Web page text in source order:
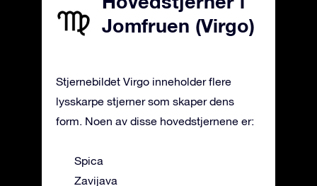
Jomfruen (Virgo)
Stjernebildet Virgo inneholder flere
lysskarpe stjerner som skaper dens
form. Noen av disse hovedstjernene er:
Spica
Zavijava